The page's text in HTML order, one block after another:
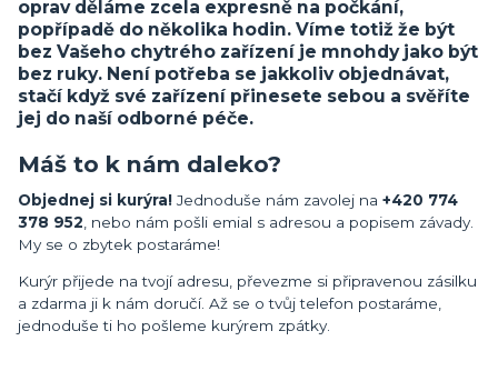
oprav děláme zcela expresně na počkání,
popřípadě do několika hodin. Víme totiž že být
bez Vašeho chytrého zařízení je mnohdy jako být
bez ruky. Není potřeba se jakkoliv objednávat,
stačí když své zařízení přinesete sebou a svěříte
jej do naší odborné péče.
Máš to k nám daleko?
Objednej si kurýra!Jednoduše nám zavolej na +420 774
378 952 , nebo nám pošli emial s adresou a popisem závady.
My se o zbytek postaráme!
Kurýr přijede na tvojí adresu, převezme si připravenou zásilku
a zdarma ji k nám doručí. Až se o tvůj telefon postaráme,
jednoduše ti ho pošleme kurýrem zpátky.